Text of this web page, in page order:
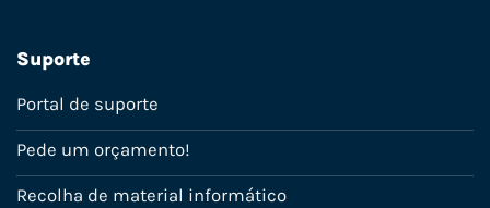
Suporte
Portal de suporte
Pede um orçamento!
Recolha de material informático